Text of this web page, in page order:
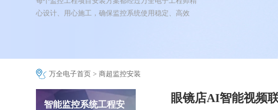
心设计、用心施工，确保监控系统使用稳定、高效
万全电子首页 > 商超监控安装
智能监控系统工程安
眼镜店AI智能视频